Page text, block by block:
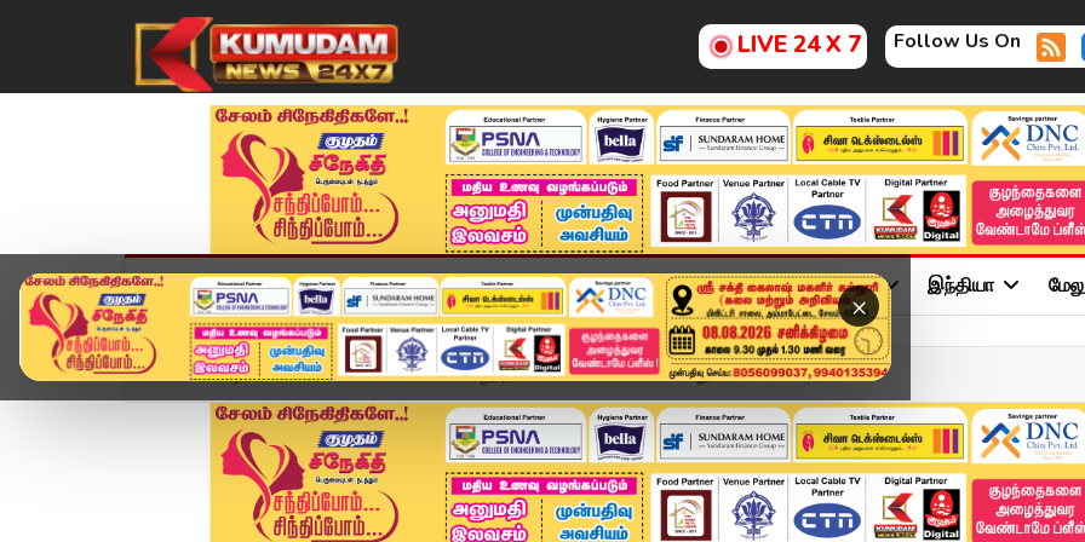
LIVE 24 X 7 Follow Us On
×
முகப்பு விளையாட்டு அண்மை தமிழ்நாடு சினிமா அரசியல் விளையாட்டு இந்தியா
Home வீடியோ ஸ்டோரி மண் சரிவில் உயிரிழந்த பெண்கள்.. உரிமையாளர் மீது...